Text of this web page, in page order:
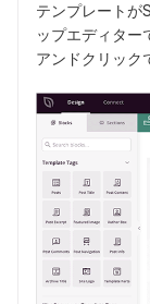
テンプレートが
ップエディター
アンドクリック